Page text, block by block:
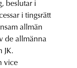
beslutar i
i tingsrätt
allmän
de allmänna
JK.
vice